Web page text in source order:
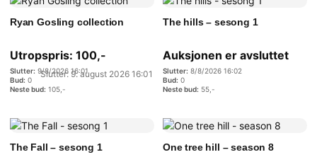
Slutter: 9. august 2026 16:01
Ryan Gosling collection
Utropspris: 100,-
9/8/2026 16:01
0
105 ,-
The hills – sesong 1
Auksjonen er avsluttet
8/8/2026 16:02
0
55 ,-
The Fall – sesong 1 One tree hill – season 8